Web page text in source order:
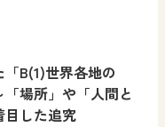
B(1)世界各地の
場所」や「人間と
目した追究